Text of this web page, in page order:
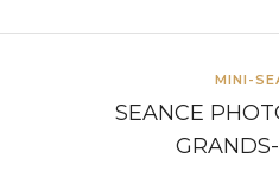
MINI-
SEANCE